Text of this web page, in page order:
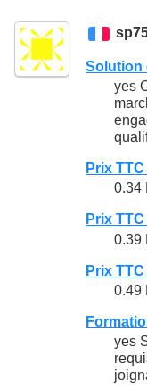
Solution
yes
Prix
0.34
Prix
0.39
Prix
0.49
yes